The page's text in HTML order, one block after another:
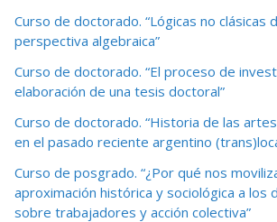
Curso de doctorado. “Lógicas no clásicas
perspectiva algebraica”
Curso de doctorado. “El proceso de
elaboración de una tesis doctoral”
Curso de doctorado. “Historia de las
en el pasado reciente argentino
Curso de posgrado. “¿Por qué nos
aproximación histórica y sociológica a los
sobre trabajadores y acción colectiva”